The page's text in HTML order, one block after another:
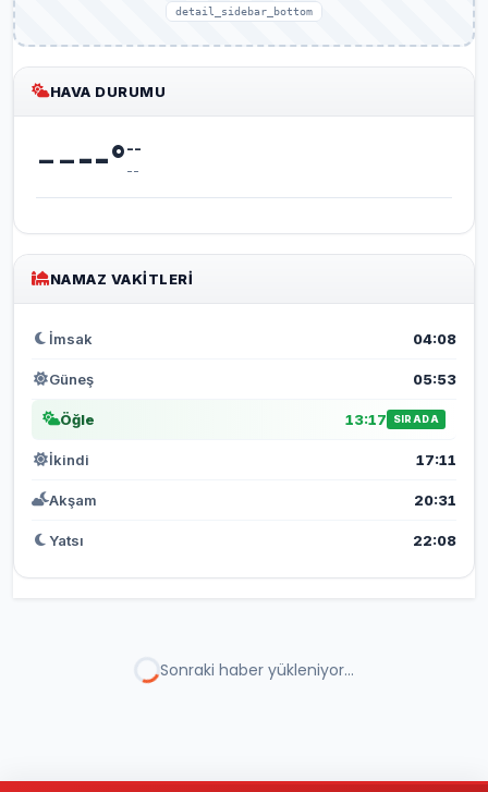
detail_sidebar_bottom
HAVA DURUMU
----°--
--
NAMAZ VAKITLERI
İmsak 04:08
Güneş 05:53
Öğle 13:17 SIRADA
İkindi 17:11
Akşam 20:31
Yatsı 22:08